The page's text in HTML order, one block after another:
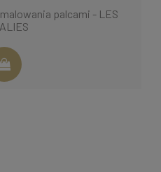
malowania palcami - LES